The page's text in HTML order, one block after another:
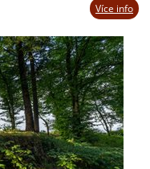
Více info